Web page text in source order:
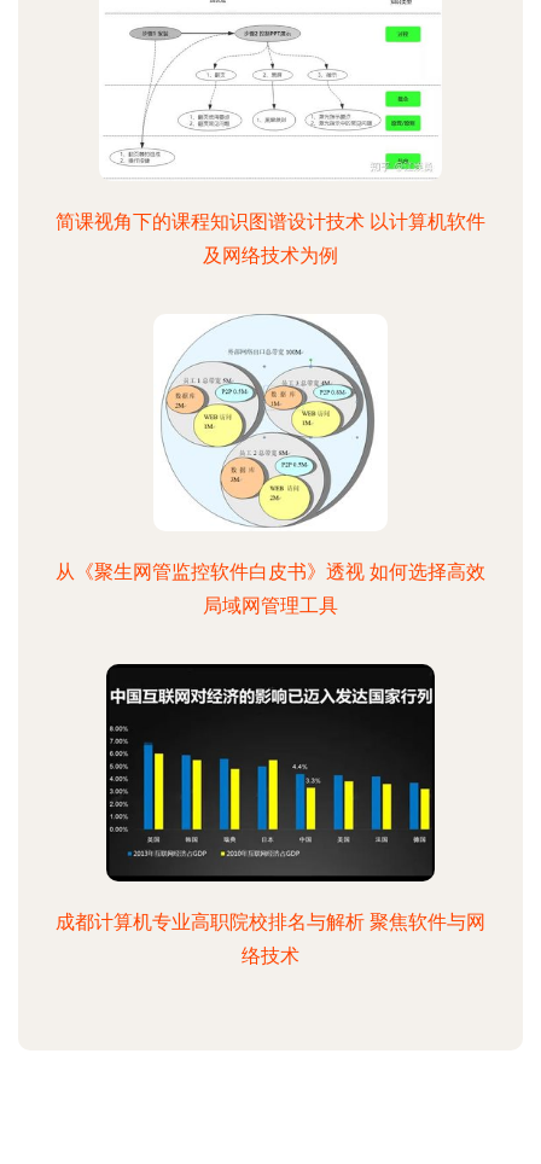
简课视角下的课程知识图谱设计技术 以计算机软件
及网络技术为例
从《聚生网管监控软件白皮书》透视 如何选择高效
局域网管理工具
成都计算机专业高职院校排名与解析 聚焦软件与网
络技术